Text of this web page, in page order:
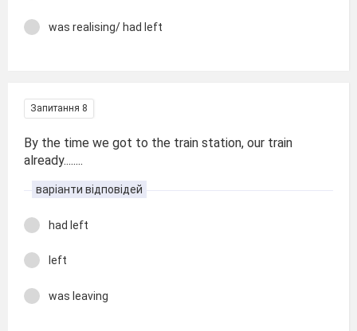
was realising/ had left
Запитання 8
By the time we got to the train station, our train
already........
варіанти відповідей
had left
left
was leaving